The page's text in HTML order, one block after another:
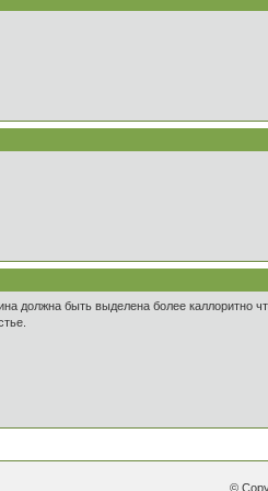
должна быть выделена более каллоритно
©